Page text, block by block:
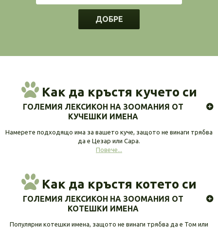
ДОБРЕ
Как да кръстя кучето си
ГОЛЕМИЯ ЛЕКСИКОН НА ЗООМАНИЯ ОТ
КУЧЕШКИ ИМЕНА
Намерете подходящо има за вашето куче, защото не винаги трябва
да е Цезар или Сара.
Повече...
Как да кръстя котето си
ГОЛЕМИЯ ЛЕКСИКОН НА ЗООМАНИЯ ОТ
КОТЕШКИ ИМЕНА
Популярни котешки имена, защото не винаги трябва да е Том или